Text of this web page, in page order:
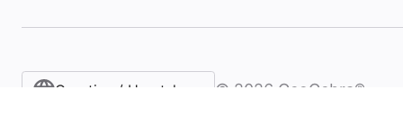
Croatian / Hrvatska‎ © 2026 GeoGebra®